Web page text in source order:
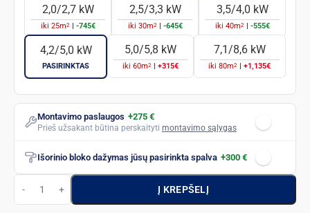
2,0/2,7 kW
iki 25m2 -745€
2,5/3,3 kW
iki 30m2 -645€
3,5/4,0 kW
iki 40m2 -555€
4,2/5,0 kW
PASIRINKTAS
5,0/5,8 kW
iki 60m2 +315€
7,1/8,6 kW
iki80m2 +1,135€
Montavimo paslaugos +275 €
Prieš užsakant būtina perskaityti montavimo sąlygas
Išorinio bloko dažymas jūsų pasirinkta spalva +300 €
Į KREPŠELĮ